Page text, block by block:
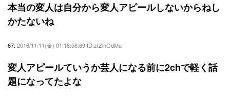
本当の変人は自分から変人アピールしないからねし
かたないね
67: 2016/11/11(金) 01:18:58.69 ID:ztZlnOdMa
変人アピールていうか芸人になる前に2chで軽く話
題になってたよな